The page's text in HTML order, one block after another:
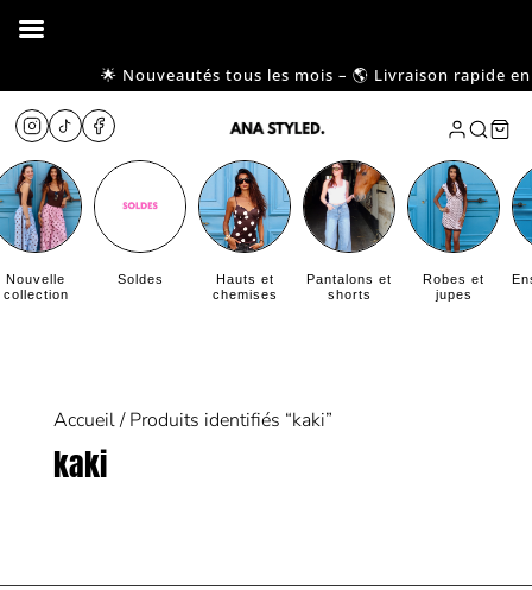
🌟 Nouveautés tous les mois – 🌎 Livraison rapide
Nouvelle
collection
Soldes
Hauts et
chemises
Pantalons et
shorts
Robes et
jupes
Accueil/ Produits identifiés “kaki”
kaki